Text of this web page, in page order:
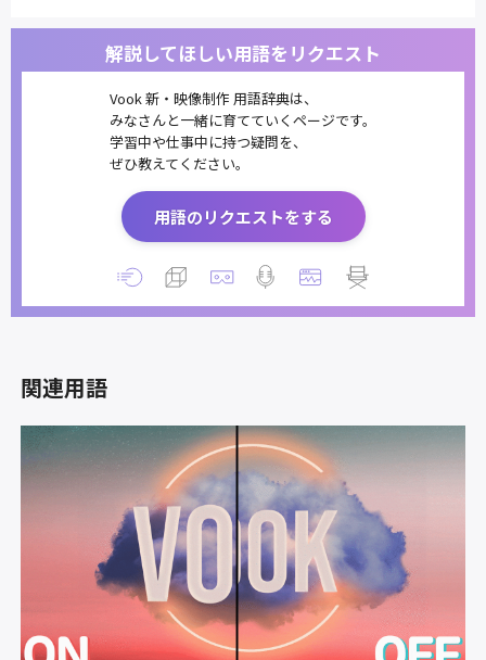
解説してほしい用語をリクエスト
Vook 新・映像制作 用語辞典は、
みなさんと一緒に育てていくページです。
学習中や仕事中に持つ疑問を、
ぜひ教えてください。
用語のリクエストをする
関連用語